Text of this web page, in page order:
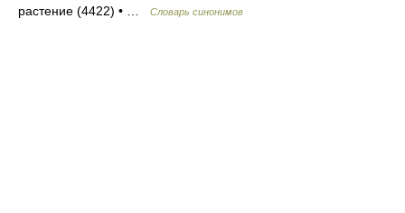
растение (4422) • …
Словарь синонимов